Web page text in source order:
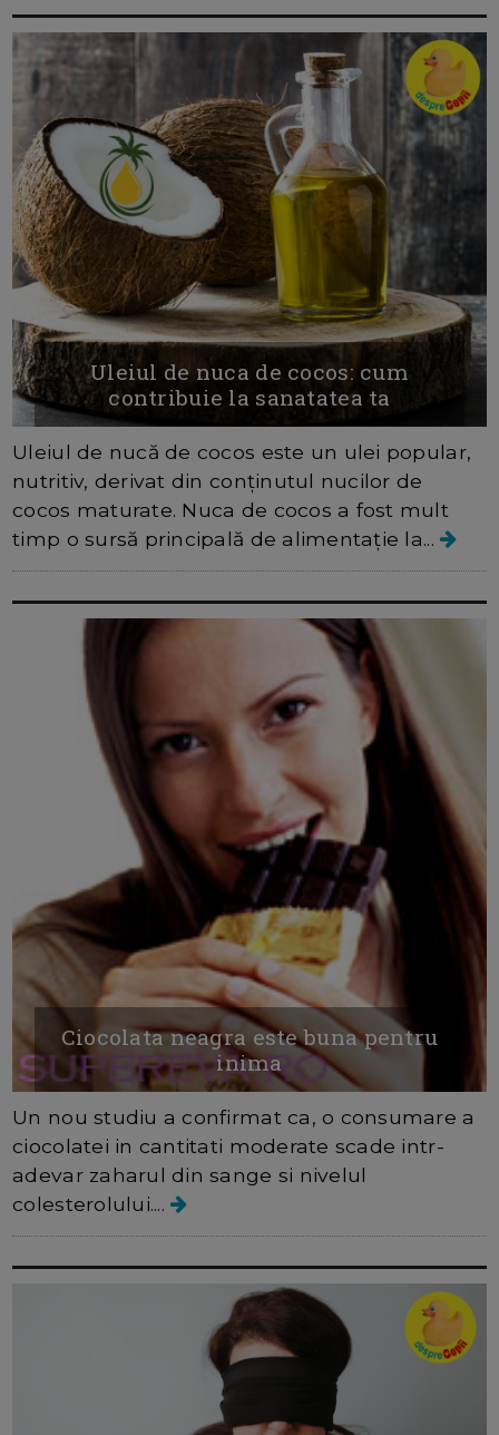
Uleiul de nuca de cocos: cum
contribuie la sanatatea ta
Uleiul de nucă de cocos este un ulei popular,
nutritiv, derivat din conținutul nucilor de
cocos maturate. Nuca de cocos a fost mult
timp o sursă principală de alimentație la...
Ciocolata neagra este buna pentru
inima
Un nou studiu a confirmat ca, o consumare a
ciocolatei in cantitati moderate scade intr-
adevar zaharul din sange si nivelul
colesterolului....